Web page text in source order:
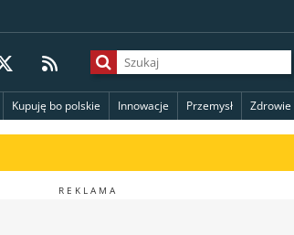
Kupuję bo polskie Innowacje Przemysł Zdrowie